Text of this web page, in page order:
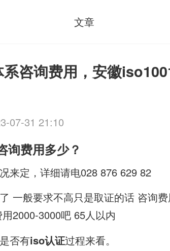
文章
咨询费用，安徽
07-31 21:10
询费用多少？
来定，详细请电028 876 629 82
一般要求不高只是取证的话 咨询
2000-3000吧 65人以内
否有iso认证过程来看。